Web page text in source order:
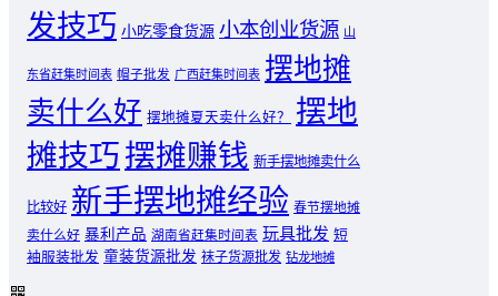
发技巧 小吃零食货源 小本创业货源 山
东省赶集时间表 帽子批发 广西赶集时间表 摆地摊
卖什么好 摆地摊夏天卖什么好？
摆地
摊技巧摆摊赚钱 新手摆地摊卖什么
比较好 新手摆地摊经验 春节摆地摊
卖什么好 暴利产品 湖南省赶集时间表 玩具批发 短
袖服装批发 童装货源批发 袜子货源批发 钻龙地摊